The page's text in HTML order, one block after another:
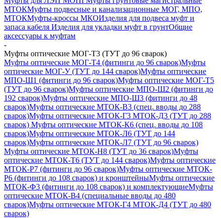
МТОКМуфты подвесные и канализационные МОГ, МПО,
МТОКМуфты-кроссы МКОИзделия для подвеса муфт и
запаса кабеля Изделия для укладки муфт в грунтОбщие
аксессуары к муфтам
-
Муфты оптические МОГ-Т3 (ТУТ до 96 сварок)
Муфты оптические МОГ-Т4 (фитинги до 96 сварок)Муфты
оптические МОГ-У (ТУТ до 144 сварок)Муфты оптические
МПО-Ш1 (фитинги до 96 сварок)Муфты оптические МОГ-Т5
(ТУТ до 96 сварок)Муфты оптические МПО-Ш2 (фитинги до
192 сварок)Муфты оптические МПО-Ш3 (фитинги до 48
сварок)Муфты оптические МТОК-В3 (спец. вводы до 288
сварок)Муфты оптические МТОК-Г3 МТОК-Д3 (ТУТ до 288
сварок) Муфты оптические МТОК-К6 (спец. вводы до 108
сварок)Муфты оптические МТОК-Л6 (ТУТ до 144
сварок)Муфты оптические МТОК-Л7 (ТУТ до 96 сварок)
Муфты оптические МТОК-Н8 (ТУТ до 36 сварок)Муфты
оптические МТОК-Т6 (ТУТ до 144 сварок)Муфты оптические
МТОК-Р7 (фитинги до 96 сварок)Муфты оптические МТОК-
Р6 (фитинги до 108 сварок) и кронштейныМуфты оптические
МТОК-Ф3 (фитинги до 108 сварок) и комплектующиеМуфты
оптические МТОК-В4 (специальные вводы до 480
сварок)Муфты оптические МТОК-Г4 МТОК-Д4 (ТУТ до 480
сварок)